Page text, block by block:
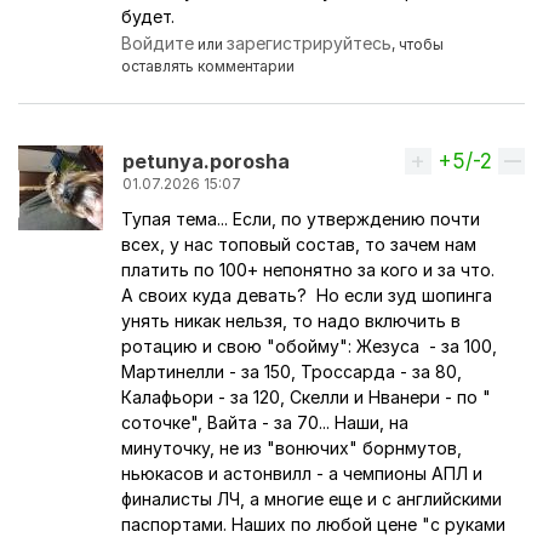
будет.
Войдите илизарегистрируйтесь, чтобы
оставлять комментарии
petunya.porosha
01.07.2026 15:07
Вверх
+5/-2
Тупая тема... Если, по утверждению почти
всех, у нас топовый состав, то зачем нам
платить по 100+ непонятно за кого и за что.
А своих куда девать? Но если зуд шопинга
унять никак нельзя, то надо включить в
ротацию и свою "обойму": Жезуса - за 100,
Мартинелли - за 150, Троссарда - за 80,
Калафьори - за 120, Скелли и Нванери - по "
соточке", Вайта - за 70... Наши, на
минуточку, не из "вонючих" борнмутов,
ньюкасов и астонвилл - а чемпионы АПЛ и
финалисты ЛЧ, а многие еще и с английскими
паспортами. Наших по любой цене "с руками